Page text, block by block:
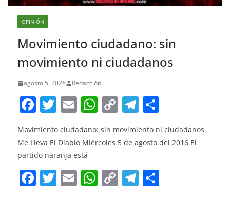
OPINIÓN
Movimiento ciudadano: sin
movimiento ni ciudadanos
agosto 5, 2026 Redacción
F
a
c
e
b
o
T
w
itt
er
E
m
ai
l
W
h
at
A
p
C
p
Li
n
T
e
gr
a
m
h
ar
Movimiento ciudadano: sin movimiento ni ciudadanos
Me Lleva El Diablo Miércoles 5 de agosto del 2016 El
partido naranja está
F T E W C T